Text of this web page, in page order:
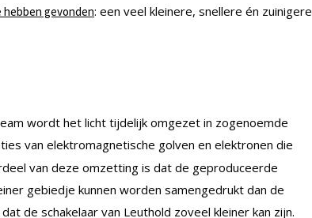
gevonden: een veel kleinere, snellere én zuinigere
wordt het licht tijdelijk omgezet in zogenoemde
van elektromagnetische golven en elektronen die
van deze omzetting is dat de geproduceerde
gebiedje kunnen worden samengedrukt dan de
de schakelaar van Leuthold zoveel kleiner kan zijn.